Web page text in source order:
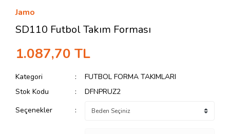
Jamo
SD110 Futbol Takım Forması
1.087,70 TL
Kategori
FUTBOL FORMA TAKIMLARI
Stok Kodu
DFNPRUZ2
Seçenekler